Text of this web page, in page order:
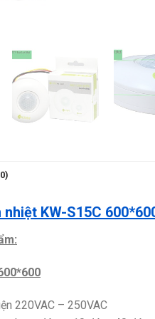
nhiệt KW-S15C
220VAC – 250VAC